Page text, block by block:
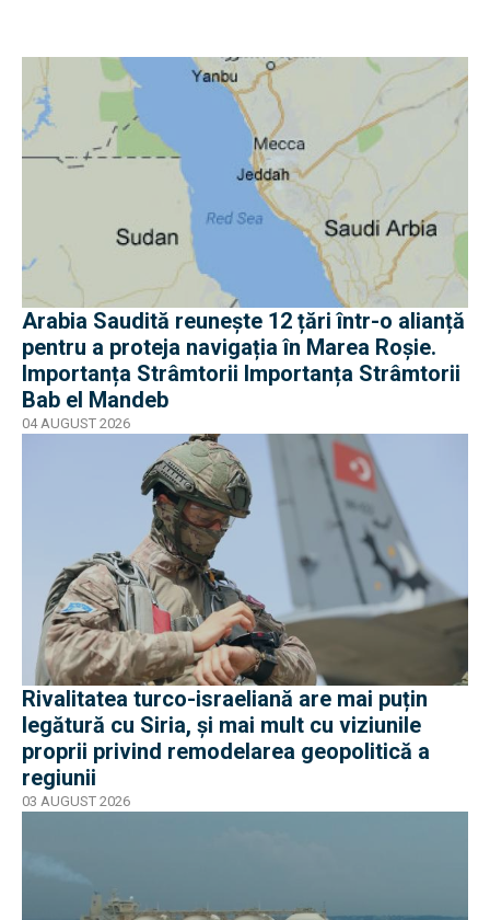
Arabia Saudită reunește 12 țări într-o alianță
pentru a proteja navigația în Marea Roșie.
Importanța Strâmtorii Importanța Strâmtorii
Bab el Mandeb
04 AUGUST 2026
Rivalitatea turco-israeliană are mai puțin
legătură cu Siria, și mai mult cu viziunile
proprii privind remodelarea geopolitică a
regiunii
03 AUGUST 2026